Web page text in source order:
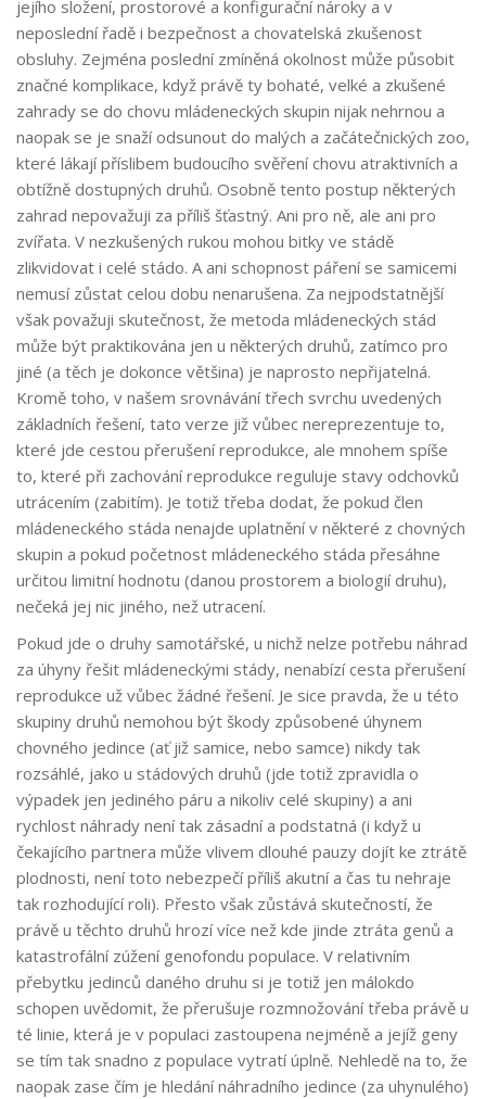
jejího složení, prostorové a konfigurační nároky a v
neposlední řadě i bezpečnost a chovatelská zkušenost
obsluhy. Zejména poslední zmíněná okolnost může působit
značné komplikace, když právě ty bohaté, velké a zkušené
zahrady se do chovu mládeneckých skupin nijak nehrnou a
naopak se je snaží odsunout do malých a začátečnických zoo,
které lákají příslibem budoucího svěření chovu atraktivních a
obtížně dostupných druhů. Osobně tento postup některých
zahrad nepovažuji za příliš šťastný. Ani pro ně, ale ani pro
zvířata. V nezkušených rukou mohou bitky ve stádě
zlikvidovat i celé stádo. A ani schopnost páření se samicemi
nemusí zůstat celou dobu nenarušena. Za nejpodstatnější
však považuji skutečnost, že metoda mládeneckých stád
může být praktikována jen u některých druhů, zatímco pro
jiné (a těch je dokonce většina) je naprosto nepřijatelná.
Kromě toho, v našem srovnávání třech svrchu uvedených
základních řešení, tato verze již vůbec nereprezentuje to,
které jde cestou přerušení reprodukce, ale mnohem spíše
to, které při zachování reprodukce reguluje stavy odchovků
utrácením (zabitím). Je totiž třeba dodat, že pokud člen
mládeneckého stáda nenajde uplatnění v některé z chovných
skupin a pokud početnost mládeneckého stáda přesáhne
určitou limitní hodnotu (danou prostorem a biologií druhu),
nečeká jej nic jiného, než utracení.
Pokud jde o druhy samotářské, u nichž nelze potřebu náhrad
za úhyny řešit mládeneckými stády, nenabízí cesta přerušení
reprodukce už vůbec žádné řešení. Je sice pravda, že u této
skupiny druhů nemohou být škody způsobené úhynem
chovného jedince (ať již samice, nebo samce) nikdy tak
rozsáhlé, jako u stádových druhů (jde totiž zpravidla o
výpadek jen jediného páru a nikoliv celé skupiny) a ani
rychlost náhrady není tak zásadní a podstatná (i když u
čekajícího partnera může vlivem dlouhé pauzy dojít ke ztrátě
plodnosti, není toto nebezpečí příliš akutní a čas tu nehraje
tak rozhodující roli). Přesto však zůstává skutečností, že
právě u těchto druhů hrozí více než kde jinde ztráta genů a
katastrofální zúžení genofondu populace. V relativním
přebytku jedinců daného druhu si je totiž jen málokdo
schopen uvědomit, že přerušuje rozmnožování třeba právě u
té linie, která je v populaci zastoupena nejméně a jejíž geny
se tím tak snadno z populace vytratí úplně. Nehledě na to, že
naopak zase čím je hledání náhradního jedince (za uhynulého)